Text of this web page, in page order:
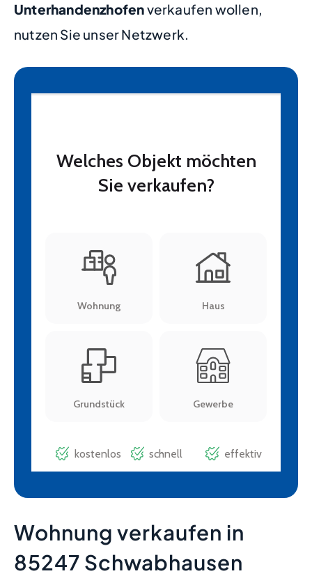
Unterhandenzhofenverkaufen wollen,
nutzen Sie unser Netzwerk.
Wohnung verkaufen in
85247 Schwabhausen